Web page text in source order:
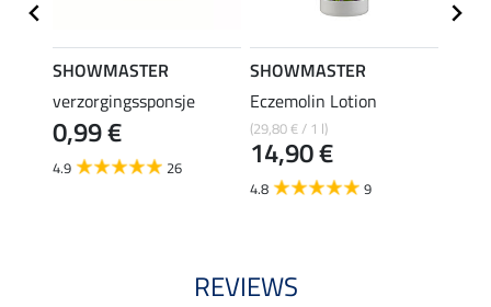
SHOWMASTER
verzorgingssponsje
0,99 €
4.9 26
SHOWMASTER
Eczemolin Lotion
(29,80 € / 1 l)
14,90 €
4.8 9
REVIEWS